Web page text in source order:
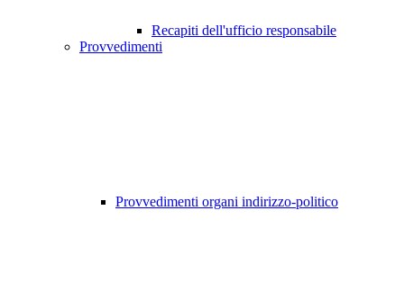
Recapiti dell'ufficio responsabile
Provvedimenti
Provvedimenti organi indirizzo-politico